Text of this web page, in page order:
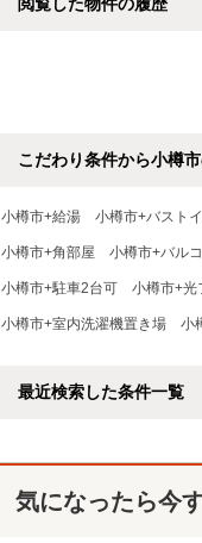
閲覧した物件の履歴
こだわり条件から小樽
小樽市+給湯 小樽市+バスト
小樽市+角部屋 小樽市+バル
小樽市+駐車2台可 小樽市+光
小樽市+室内洗濯機置き場 小
最近検索した条件一覧
気になったら今